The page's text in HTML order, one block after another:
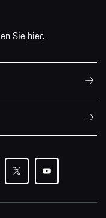
Sie hier.